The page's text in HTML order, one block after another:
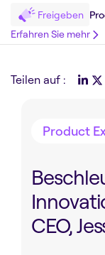
Freigeben
Erfahren Sie mehr
Teilen auf :
Product
CEO,